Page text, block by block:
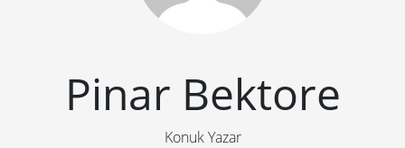
Pinar Bektore
Konuk Yazar